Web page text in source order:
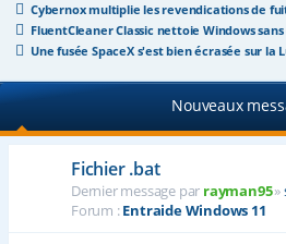
Cybernox multiplie les revendications de
FluentCleaner Classic nettoie Windows
Une fusée SpaceX s'est bien écrasée sur la
Nouveaux
Fichier .bat
Dernier message par rayman95»
Forum :Entraide Windows 11